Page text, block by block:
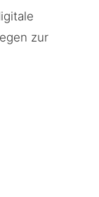
zur